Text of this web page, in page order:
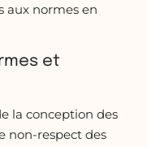
aux normes en
et
la conception des
non-respect des